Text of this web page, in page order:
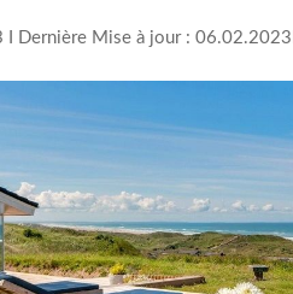
I Dernière Mise à jour : 06.02.2023